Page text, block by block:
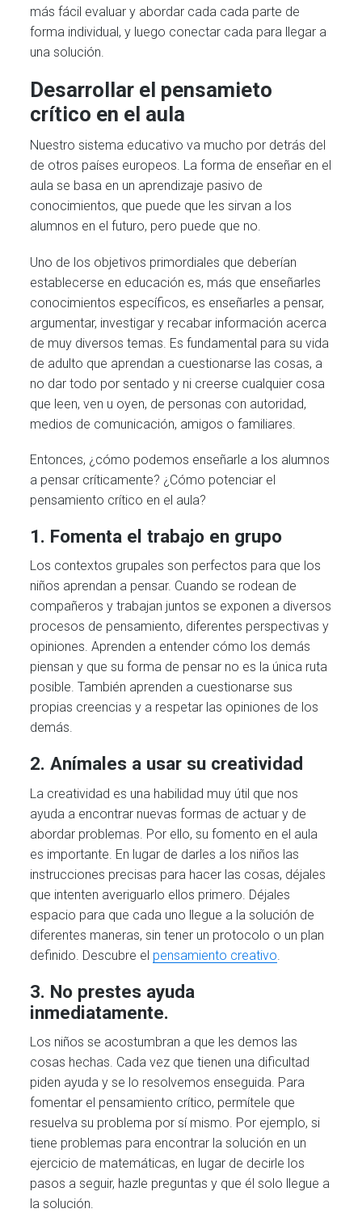
más fácil evaluar y abordar cada cada parte de
forma individual, y luego conectar cada para llegar a
una solución.
Desarrollar el pensamieto
crítico en el aula
Nuestro sistema educativo va mucho por detrás del
de otros países europeos. La forma de enseñar en el
aula se basa en un aprendizaje pasivo de
conocimientos, que puede que les sirvan a los
alumnos en el futuro, pero puede que no.
Uno de los objetivos primordiales que deberían
establecerse en educación es, más que enseñarles
conocimientos específicos, es enseñarles a pensar,
argumentar, investigar y recabar información acerca
de muy diversos temas. Es fundamental para su vida
de adulto que aprendan a cuestionarse las cosas, a
no dar todo por sentado y ni creerse cualquier cosa
que leen, ven u oyen, de personas con autoridad,
medios de comunicación, amigos o familiares.
Entonces, ¿cómo podemos enseñarle a los alumnos
a pensar críticamente? ¿Cómo potenciar el
pensamiento crítico en el aula?
1. Fomenta el trabajo en grupo
Los contextos grupales son perfectos para que los
niños aprendan a pensar. Cuando se rodean de
compañeros y trabajan juntos se exponen a diversos
procesos de pensamiento, diferentes perspectivas y
opiniones. Aprenden a entender cómo los demás
piensan y que su forma de pensar no es la única ruta
posible. También aprenden a cuestionarse sus
propias creencias y a respetar las opiniones de los
demás.
2. Anímales a usar su creatividad
La creatividad es una habilidad muy útil que nos
ayuda a encontrar nuevas formas de actuar y de
abordar problemas. Por ello, su fomento en el aula
es importante. En lugar de darles a los niños las
instrucciones precisas para hacer las cosas, déjales
que intenten averiguarlo ellos primero. Déjales
espacio para que cada uno llegue a la solución de
diferentes maneras, sin tener un protocolo o un plan
definido. Descubre el pensamiento creativo
3. No prestes ayuda
inmediatamente.
Los niños se acostumbran a que les demos las
cosas hechas. Cada vez que tienen una dificultad
piden ayuda y se lo resolvemos enseguida. Para
fomentar el pensamiento crítico, permítele que
resuelva su problema por sí mismo. Por ejemplo, si
tiene problemas para encontrar la solución en un
ejercicio de matemáticas, en lugar de decirle los
pasos a seguir, hazle preguntas y que él solo llegue a
la solución.